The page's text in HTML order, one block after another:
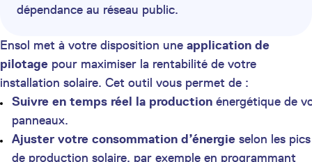
dépendance au réseau public.
Ensol met à votre disposition une application de
pilotage pour maximiser la rentabilité de votre
installation solaire. Cet outil vous permet de :
Suivre en temps réel la production énergétique de
panneaux.
Ajuster votre consommation d’énergie selon les pics
de production solaire, par exemple en programmant